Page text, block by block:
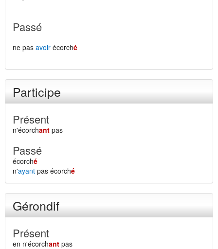
Passé
ne pas avoir écorché
Participe
Présent
n'écorchant pas
Passé
écorché
n'ayant pas écorché
Gérondif
Présent
en n'écorchant pas